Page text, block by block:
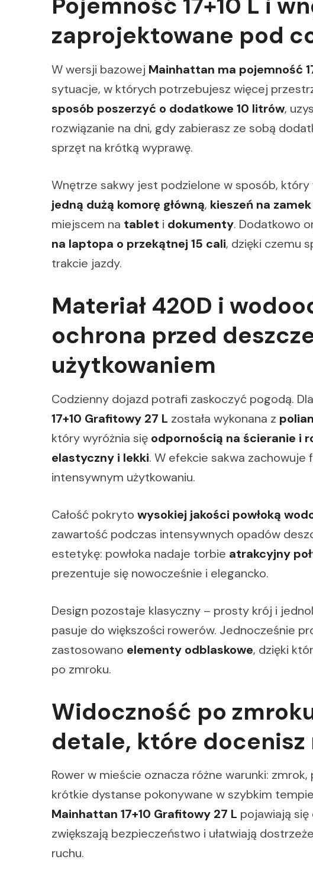
zaprojektowane pod
W wersji bazowej Mainhattan ma pojemność
sytuacje, w których potrzebujesz więcej
sposób poszerzyć o dodatkowe 10 litrów,
rozwiązanie na dni, gdy zabierasz ze sobą
sprzęt na krótką wyprawę.
Wnętrze sakwy jest podzielone w sposób,
jedną dużą komorę główną, kieszeń na zamek
miejscem na tablet i dokumenty. Dodatkowo
na laptopa o przekątnej 15 cali, dzięki czemu
trakcie jazdy.
Materiał 420D i
ochrona przed
użytkowaniem
Codzienny dojazd potrafi zaskoczyć pogodą.
17+10 Grafitowy 27 L została wykonana z
który wyróżnia się odpornością na ścieranie i
elastyczny i lekki. W efekcie sakwa
intensywnym użytkowaniu.
Całość pokryto wysokiej jakości powłoką
zawartość podczas intensywnych opadów
estetykę: powłoka nadaje torbie atrakcyjny
prezentuje się nowocześnie i elegancko.
Design pozostaje klasyczny – prosty krój i
pasuje do większości rowerów. Jednocześnie
zastosowano elementy odblaskowe, dzięki
po zmroku.
Widoczność po
detale, które docenisz
Rower w mieście oznacza różne warunki:
krótkie dystanse pokonywane w szybkim
Mainhattan 17+10 Grafitowy 27 L pojawiają
zwiększają bezpieczeństwo i ułatwiają
ruchu.